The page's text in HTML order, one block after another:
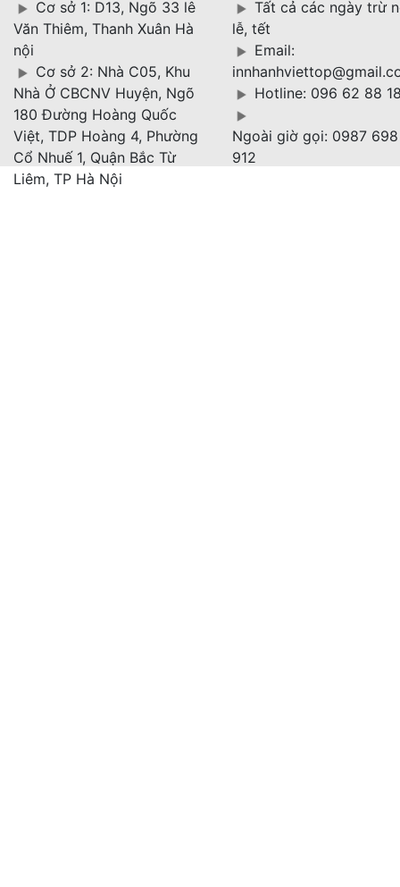
Cơ sở 1: D13, Ngõ 33 lê
Văn Thiêm, Thanh Xuân Hà
nội
Cơ sở 2: Nhà C05, Khu
Nhà Ở CBCNV Huyện, Ngõ
180 Đường Hoàng Quốc
Việt, TDP Hoàng 4, Phường
Cổ Nhuế 1, Quận Bắc Từ
Liêm, TP Hà Nội
Tất cả các ngày trừ
lễ, tết
Email:
Hotline: 096 62 88
Ngoài giờ gọi: 0987 698
912